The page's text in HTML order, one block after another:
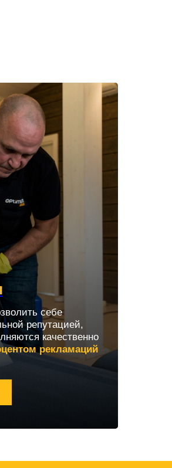
себе
репутацией,
качественно
рекламаций